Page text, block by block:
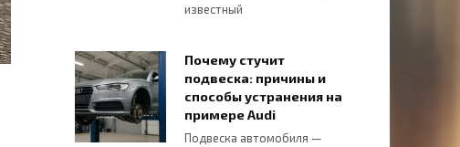
известный
Почему стучит
подвеска: причины и
способы устранения на
примере Audi
Подвеска автомобиля —